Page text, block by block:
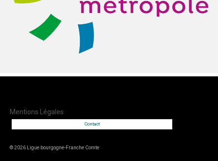
Mentions Légales
Contact
© 2026 Ligue bourgogne-Franche Comte